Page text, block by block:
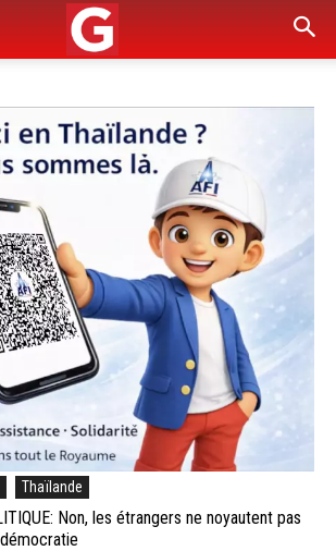
Thaïlande
Non, les étrangers ne noyautent pas